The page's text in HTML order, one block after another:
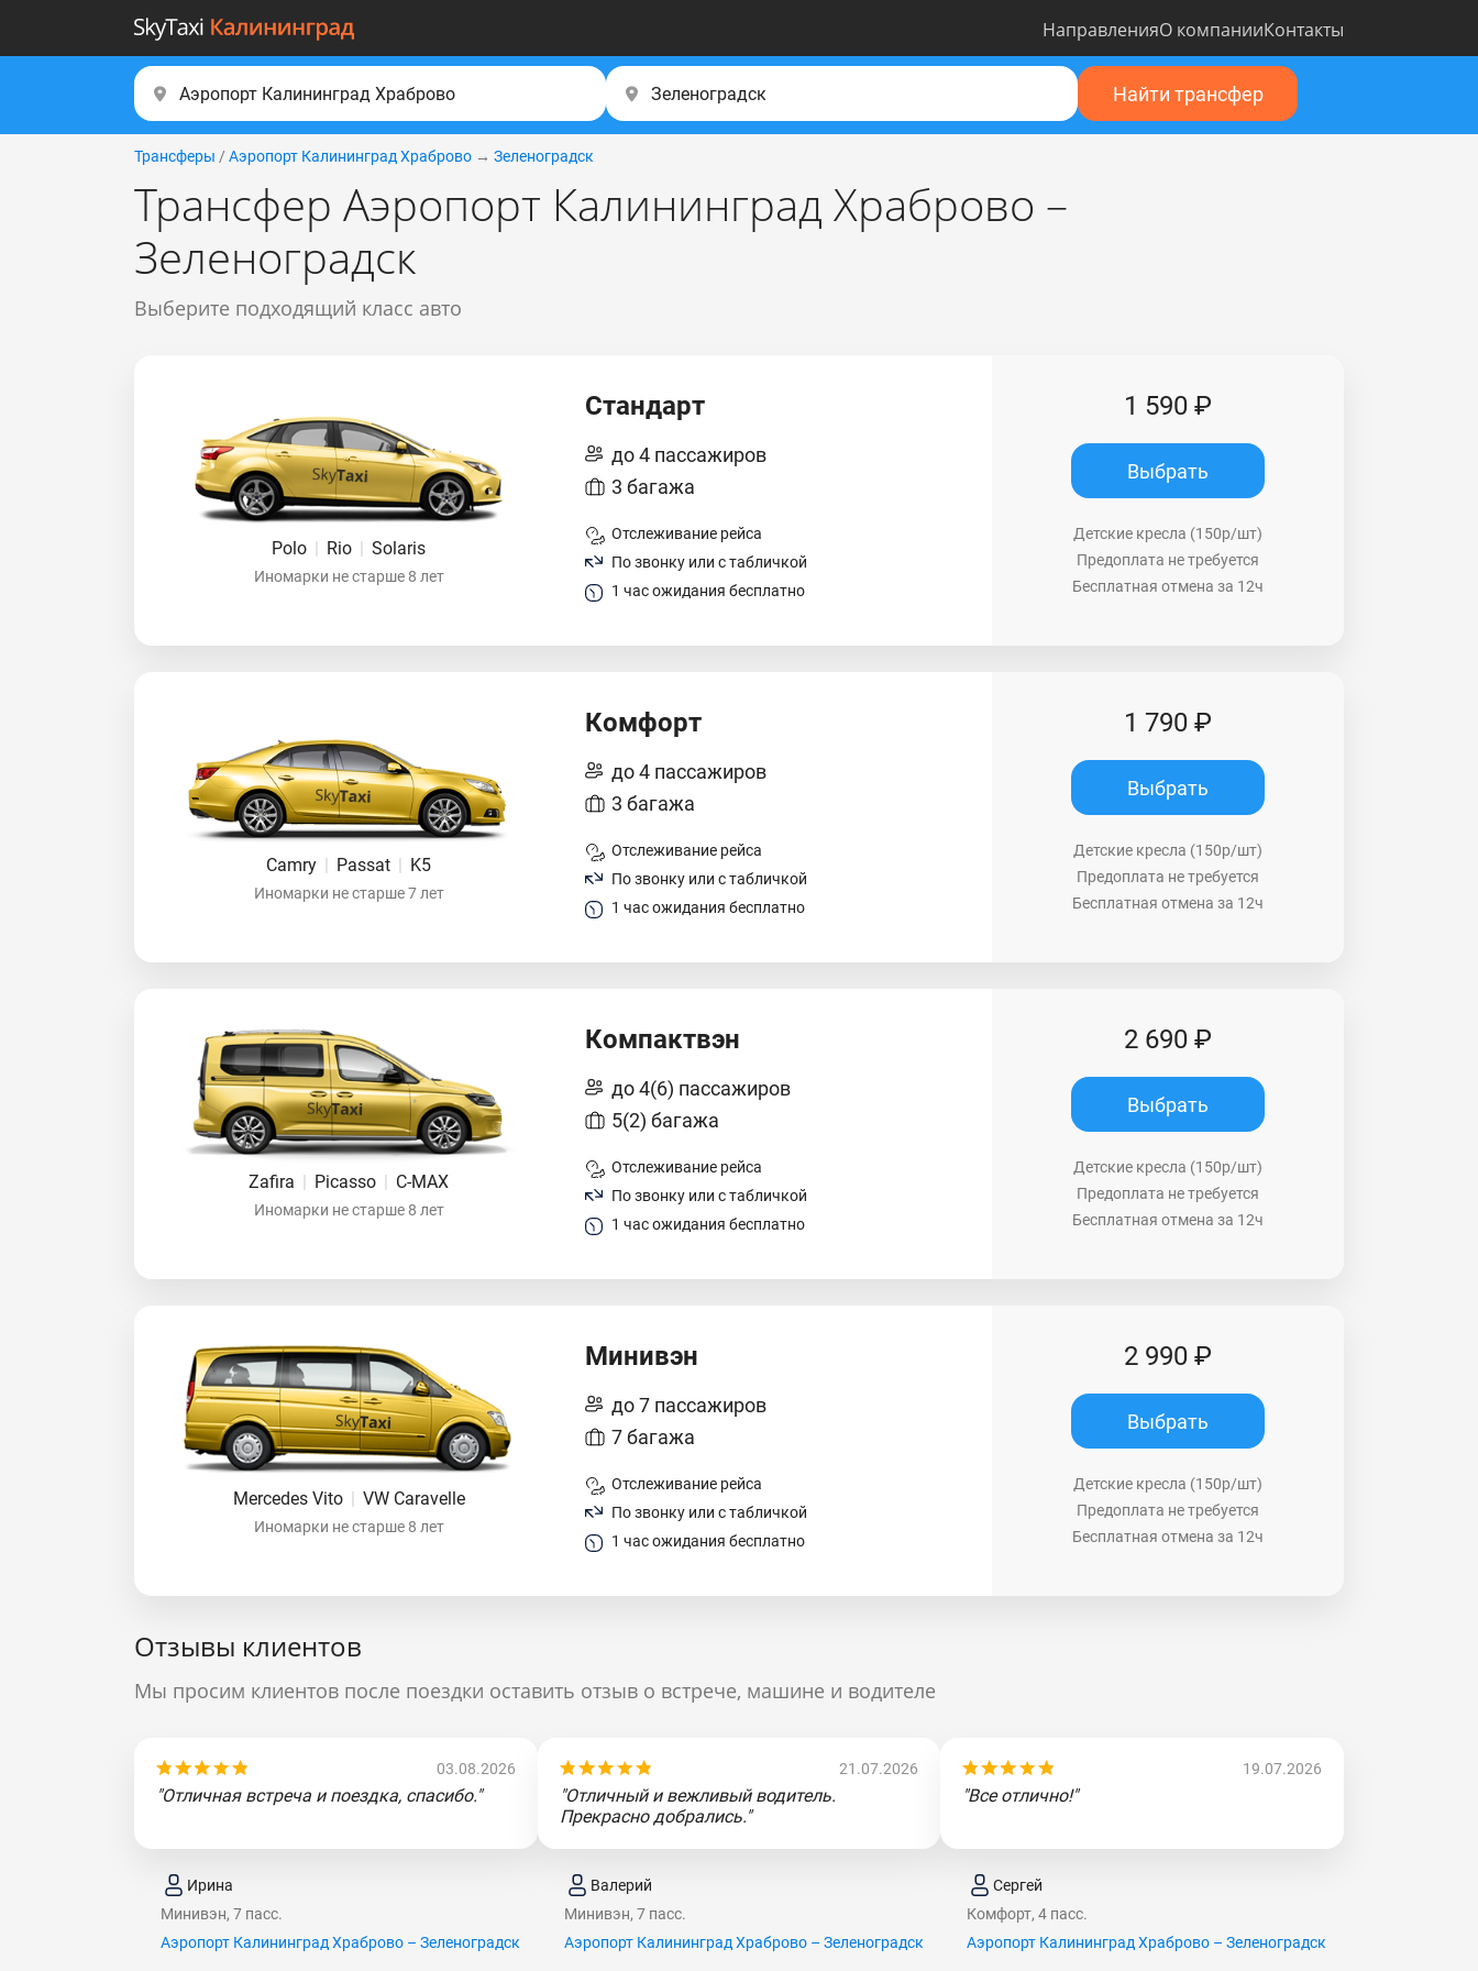
НаправленияО компанииКонтакты
Найти трансфер
Трансферы / Аэропорт Калининград Храброво → Зеленоградск
Трансфер Аэропорт Калининград Храброво –
Зеленоградск
Выберите подходящий класс авто
Polo | Rio | Solaris
Иномарки не старше 8 лет
Стандарт
до 4 пассажиров
3 багажа
Отслеживание рейса
По звонку или с табличкой
1 час ожидания бесплатно
1 590 ₽
Выбрать
Детские кресла (150р/шт)
Предоплата не требуется
Бесплатная отмена за 12ч
Camry | Passat | K5
Иномарки не старше 7 лет
Комфорт
до 4 пассажиров
3 багажа
Отслеживание рейса
По звонку или с табличкой
1 час ожидания бесплатно
1 790 ₽
Выбрать
Детские кресла (150р/шт)
Предоплата не требуется
Бесплатная отмена за 12ч
Zafira | Picasso | C-MAX
Иномарки не старше 8 лет
Компактвэн
до 4(6) пассажиров
5(2) багажа
Отслеживание рейса
По звонку или с табличкой
1 час ожидания бесплатно
2 690 ₽
Выбрать
Детские кресла (150р/шт)
Предоплата не требуется
Бесплатная отмена за 12ч
Mercedes Vito | VW Caravelle
Иномарки не старше 8 лет
Минивэн
до 7 пассажиров
7 багажа
Отслеживание рейса
По звонку или с табличкой
1 час ожидания бесплатно
2 990 ₽
Выбрать
Детские кресла (150р/шт)
Предоплата не требуется
Бесплатная отмена за 12ч
Отзывы клиентов
Мы просим клиентов после поездки оставить отзыв о встрече, машине и водителе
03.08.2026
"Отличная встреча и поездка, спасибо."
Ирина
Минивэн, 7 пасс.
Аэропорт Калининград Храброво – Зеленоградск
21.07.2026
"Отличный и вежливый водитель.
Прекрасно добрались."
Валерий
Минивэн, 7 пасс.
Аэропорт Калининград Храброво – Зеленоградск
19.07.2026
"Все отлично!"
Сергей
Комфорт, 4 пасс.
Аэропорт Калининград Храброво – Зеленоградск